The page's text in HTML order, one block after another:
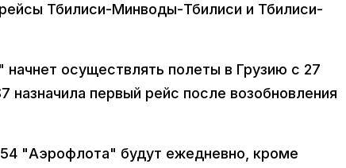
Тбилиси-Минводы-Тбилиси и Тбилиси-
осуществлять полеты в Грузию с 27
назначила первый рейс после возобновления
"Аэрофлота" будут ежедневно, кроме